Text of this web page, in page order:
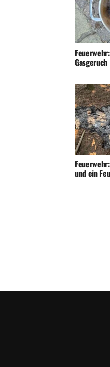
Gasgeruch
und ein